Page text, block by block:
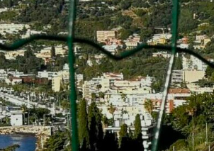
QUI SOMMES-NOUS ?
NOTRE HISTOIRE
NOS REVENDICATIONS
TRANSPARENCE
NOS PARTENAIRES